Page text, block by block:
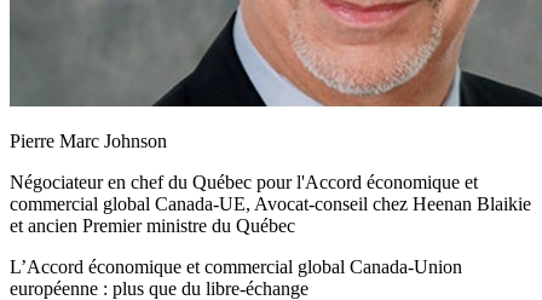
Pierre Marc Johnson
Négociateur en chef du Québec pour l'Accord économique et
commercial global Canada-UE, Avocat-conseil chez Heenan Blaikie
et ancien Premier ministre du Québec
L’Accord économique et commercial global Canada-Union
européenne : plus que du libre-échange